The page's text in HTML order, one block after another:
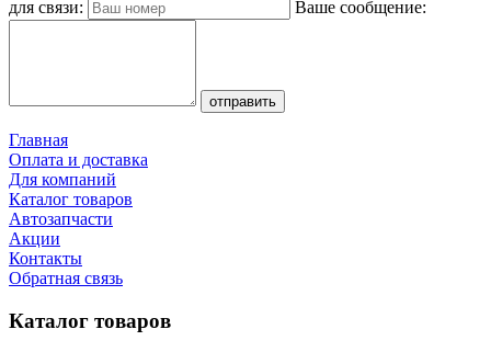
для связи:
Ваше сообщение:
Главная
Оплата и доставка
Для компаний
Каталог товаров
Автозапчасти
Акции
Контакты
Обратная связь
Каталог товаров